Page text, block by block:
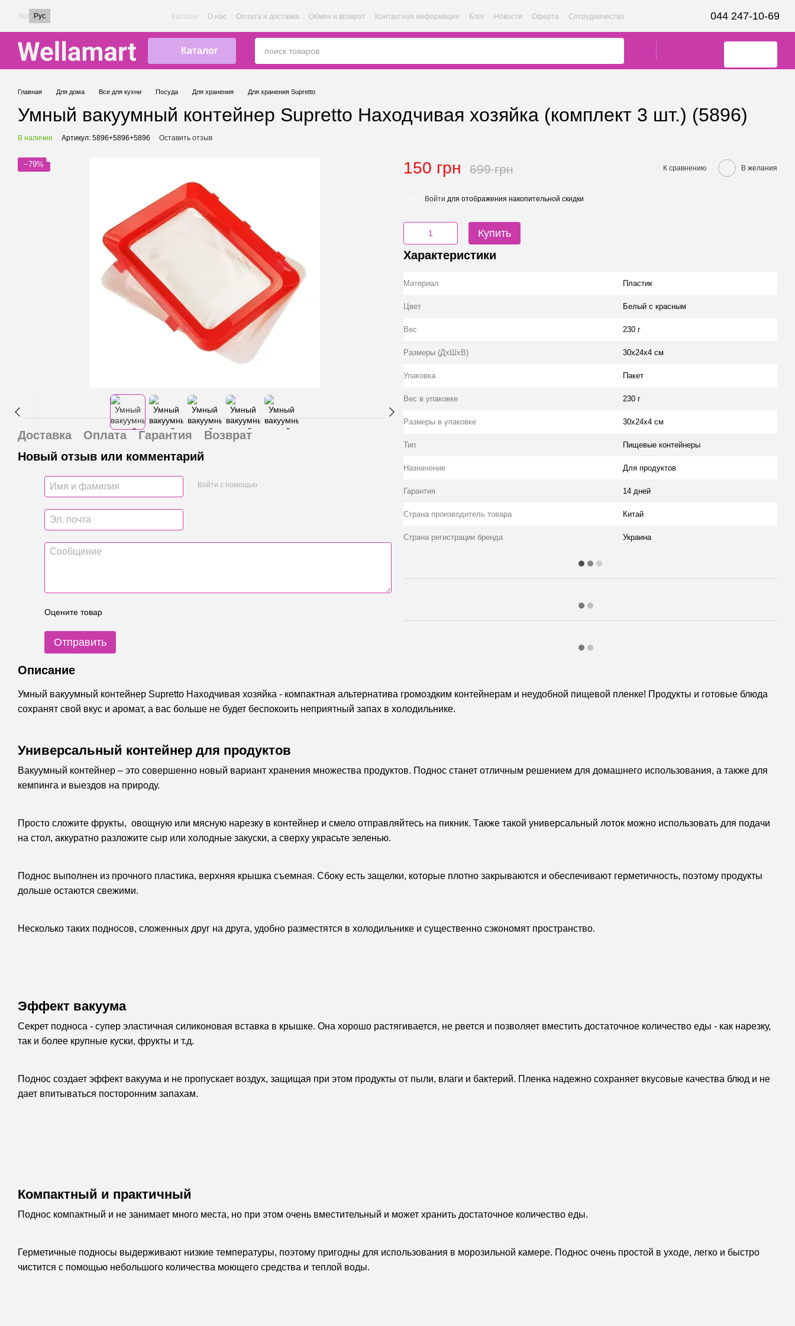
Перейти к основному контенту
Укр Рус Каталог О нас Оплата и доставка Обмен и возврат Контактная информация Блог Новости Оферта Сотрудничество 044 247-10-69
Каталог
Главная Для дома Все для кухни Посуда Для хранения Для хранения Supretto
Умный вакуумный контейнер Supretto Находчивая хозяйка (комплект 3 шт.) (5896)
В наличии Артикул: 5896+5896+5896 Оставить отзыв
−79%
Доставка Оплата Гарантия
Возврат
Новый отзыв или комментарий
Войти с помощью
Оцените товар
Отправить
150 грн 699 грн К сравнению В желания
Войти для отображения накопительной скидки
Купить
Характеристики
Материал Пластик
Цвет Белый с красным
Вес 230 г
Размеры (ДхШхВ) 30х24х4 см
Упаковка Пакет
Вес в упаковке 230 г
Размеры в упаковке 30х24х4 см
Тип Пищевые контейнеры
Назначение Для продуктов
Гарантия 14 дней
Страна производитель товара Китай
Страна регистрации бренда Украина
Описание
Умный вакуумный контейнер Supretto Находчивая хозяйка - компактная альтернатива громоздким контейнерам и неудобной пищевой пленке! Продукты и готовые блюда
сохранят свой вкус и аромат, а вас больше не будет беспокоить неприятный запах в холодильнике.
Универсальный контейнер для продуктов
Вакуумный контейнер – это совершенно новый вариант хранения множества продуктов. Поднос станет отличным решением для домашнего использования, а также для
кемпинга и выездов на природу.
Просто сложите фрукты, овощную или мясную нарезку в контейнер и смело отправляйтесь на пикник. Также такой универсальный лоток можно использовать для подачи
на стол, аккуратно разложите сыр или холодные закуски, а сверху украсьте зеленью.
Поднос выполнен из прочного пластика, верхняя крышка съемная. Сбоку есть защелки, которые плотно закрываются и обеспечивают герметичность, поэтому продукты
дольше остаются свежими.
Несколько таких подносов, сложенных друг на друга, удобно разместятся в холодильнике и существенно сэкономят пространство.
Эффект вакуума
Секрет подноса - супер эластичная силиконовая вставка в крышке. Она хорошо растягивается, не рвется и позволяет вместить достаточное количество еды - как нарезку,
так и более крупные куски, фрукты и т.д.
Поднос создает эффект вакуума и не пропускает воздух, защищая при этом продукты от пыли, влаги и бактерий. Пленка надежно сохраняет вкусовые качества блюд и не
дает впитываться посторонним запахам.
Компактный и практичный
Поднос компактный и не занимает много места, но при этом очень вместительный и может хранить достаточное количество еды.
Герметичные подносы выдерживают низкие температуры, поэтому пригодны для использования в морозильной камере. Поднос очень простой в уходе, легко и быстро
чистится с помощью небольшого количества моющего средства и теплой воды.